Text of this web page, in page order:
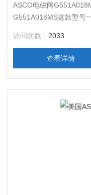
ASCO电磁阀
G551A018MS这款型号
访问次数： 2033
查看详情